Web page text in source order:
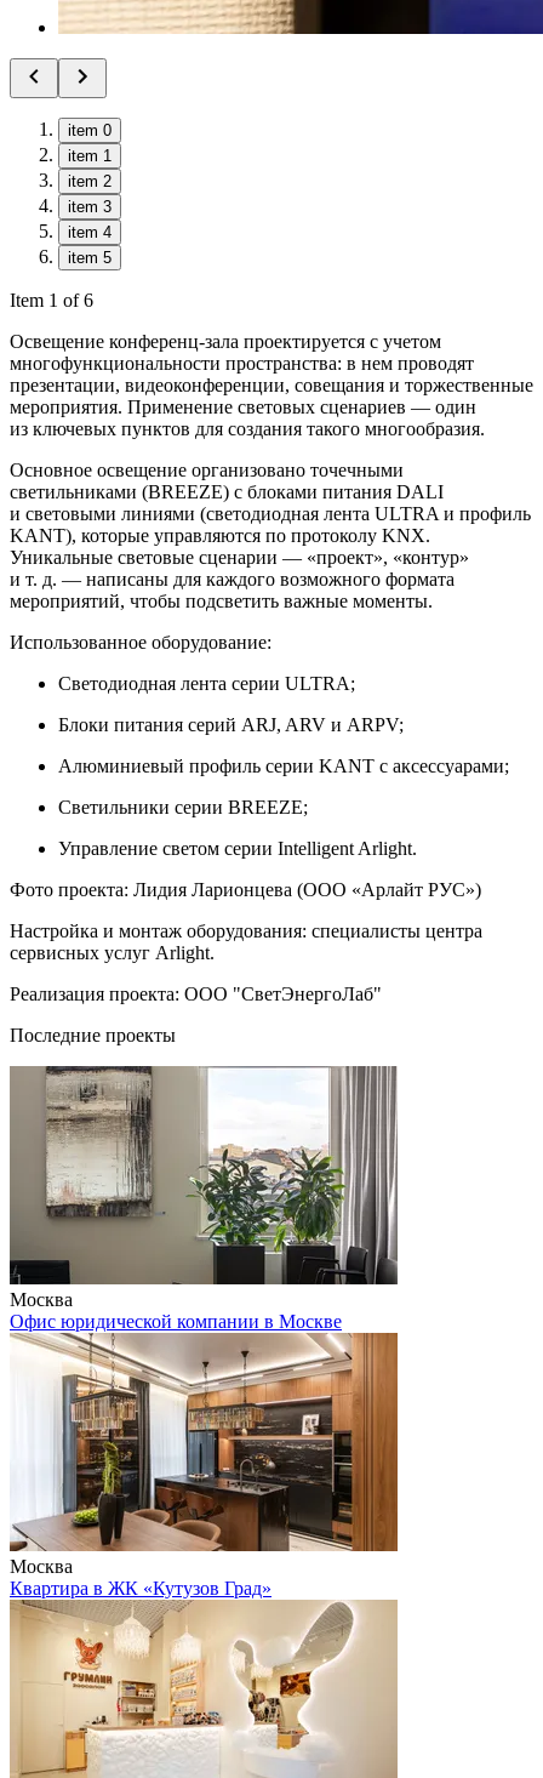
item 0
item 1
item 2
item 3
item 4
item 5
Item 1 of 6
Освещение конференц-зала проектируется с учетом
многофункциональности пространства: в нем проводят
презентации, видеоконференции, совещания и торжественные
мероприятия. Применение световых сценариев — один
из ключевых пунктов для создания такого многообразия.
Основное освещение организовано точечными
светильниками (BREEZE) с блоками питания DALI
и световыми линиями (светодиодная лента ULTRA и профиль
KANT), которые управляются по протоколу KNX.
Уникальные световые сценарии — «проект», «контур»
и т. д. — написаны для каждого возможного формата
мероприятий, чтобы подсветить важные моменты.
Использованное оборудование:
Светодиодная лента серии ULTRA;
Блоки питания серий ARJ, ARV и ARPV;
Алюминиевый профиль серии KANT с аксессуарами;
Светильники серии BREEZE;
Управление светом серии Intelligent Arlight.
Фото проекта: Лидия Ларионцева (ООО «Арлайт РУС»)
Настройка и монтаж оборудования: специалисты центра
сервисных услуг Arlight.
Реализация проекта: ООО "СветЭнергоЛаб"
Последние проекты
Москва
Офис юридической компании в Москве
Москва
Квартира в ЖК «Кутузов Град»